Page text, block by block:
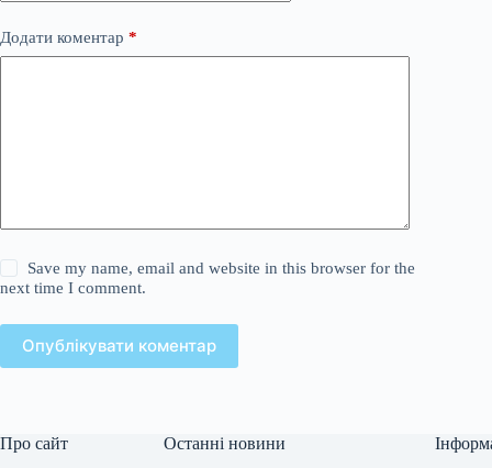
Додати коментар *
Save my name, email and website in this browser for the
next time I comment.
Опублікувати коментар
Про сайт Останні новини